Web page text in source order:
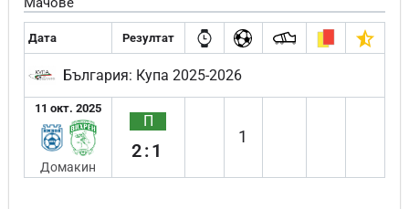
Дата Резултат
България: Купа 2025-2026
11 окт. 2025
Домакин
П
2:1
1